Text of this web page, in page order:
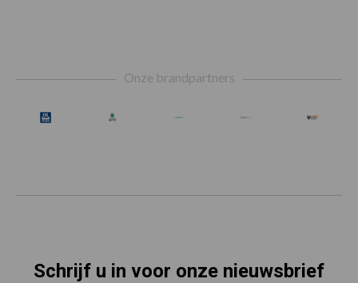
Onze brandpartners
Schrijf u in voor onze nieuwsbrief